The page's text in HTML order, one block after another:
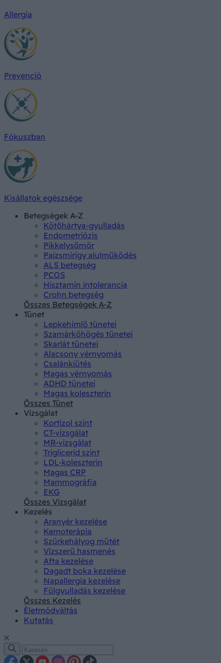
Allergia
Prevenció
Fókuszban
Kisállatok egészsége
Betegségek A-Z
Kötőhártya-gyulladás
Endometriózis
Pikkelysömör
Pajzsmirigy alulműködés
ALS betegség
PCOS
Hisztamin intolerancia
Crohn betegség
Összes Betegségek A-Z
Tünet
Lepkehimlő tünetei
Szamárköhögés tünetei
Skarlát tünetei
Alacsony vérnyomás
Csalánkiütés
Magas vérnyomás
ADHD tünetei
Magas koleszterin
Összes Tünet
Vizsgálat
Kortizol szint
CT-vizsgálat
MR-vizsgálat
Triglicerid szint
LDL-koleszterin
Magas CRP
Mammográfia
EKG
Összes Vizsgálat
Kezelés
Aranyér kezelése
Kemoterápia
Szürkehályog műtét
Vízszerű hasmenés
Afta kezelése
Dagadt boka kezelése
Napallergia kezelése
Fülgyulladás kezelése
Összes Kezelés
Életmódváltás
Kutatás